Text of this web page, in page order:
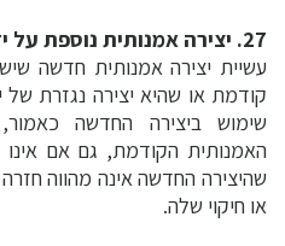
27. יצירה אמנותית נוספת על ידי היוצר
עשיית יצירה אמנותית חדשה
קודמת או שהיא יצירה נגזרת של
שימוש ביצירה החדשה
האמנותית הקודמת, גם אם אינו
שהיצירה החדשה אינה מהווה
או חיקוי שלה.